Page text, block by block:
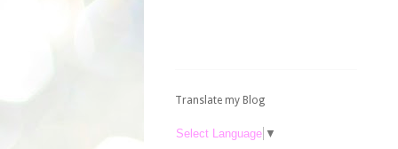
Translate my Blog
Select Language ▼